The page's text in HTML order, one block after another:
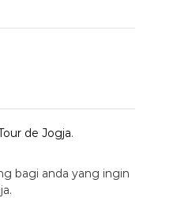
de Jogja.
bagi anda yang ingin